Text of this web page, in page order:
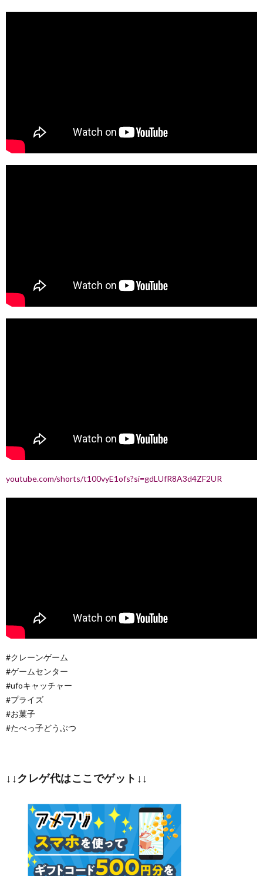
youtube.com/shorts/t100vyE1ofs?si=gdLUfR8A3d4ZF2UR
#クレーンゲーム
#ゲームセンター
#ufoキャッチャー
#プライズ
#お菓子
#たべっ子どうぶつ
↓↓クレゲ代はここでゲット↓↓